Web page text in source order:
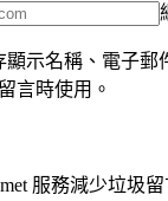
顯示名稱、電子郵
言時使用。
服務減少垃圾留